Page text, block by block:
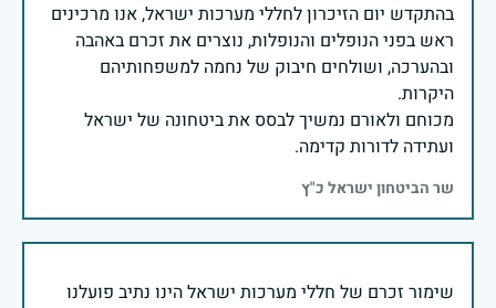
בהתקדש יום הזיכרון לחללי מערכות ישראל, אנו מרכינים
ראש בפני הנופלים והנופלות, נוצרים את זכרם באהבה
ובהערכה, ושולחים חיבוק של נחמה למשפחותיהם
מכוחם ולאורם נמשיך לבסס את ביטחונה של ישראל
ועתידה לדורות קדימה.
שר הביטחון ישראל כ"ץ
שימור זכרם של חללי מערכות ישראל הינו נתיב פועלנו